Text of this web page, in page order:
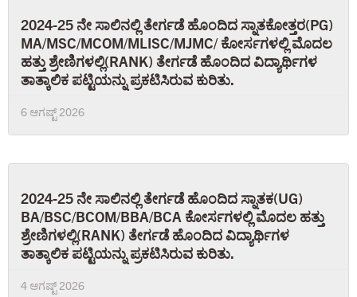
2024-25 ನೇ ಸಾಲಿನಲ್ಲಿ ತೇರ್ಗಡೆ ಹೊಂದಿದ ಸ್ನಾತಕೋತ್ತರ(PG)
MA/MSC/MCOM/MLISC/MJMC/ ಕೋರ್ಸಗಳಲ್ಲಿ ಮೊದಲ
ಹತ್ತು ಶ್ರೇಣಿಗಳಲ್ಲಿ(RANK) ತೇರ್ಗಡೆ ಹೊಂದಿದ ವಿದ್ಯಾರ್ಥಿಗಳ
ತಾತ್ಕಾಲಿಕ ಪಟ್ಟಿಯನ್ನು ಪ್ರಕಟಿಸಿರುವ ಕುರಿತು.
6 ಆಗಷ್ಟ್ 2026
2024-25 ನೇ ಸಾಲಿನಲ್ಲಿ ತೇರ್ಗಡೆ ಹೊಂದಿದ ಸ್ನಾತಕ(UG)
BA/BSC/BCOM/BBA/BCA ಕೋರ್ಸಗಳಲ್ಲಿ ಮೊದಲ ಹತ್ತು
ಶ್ರೇಣಿಗಳಲ್ಲಿ(RANK) ತೇರ್ಗಡೆ ಹೊಂದಿದ ವಿದ್ಯಾರ್ಥಿಗಳ
ತಾತ್ಕಾಲಿಕ ಪಟ್ಟಿಯನ್ನು ಪ್ರಕಟಿಸಿರುವ ಕುರಿತು.
4 ಆಗಷ್ಟ್ 2026